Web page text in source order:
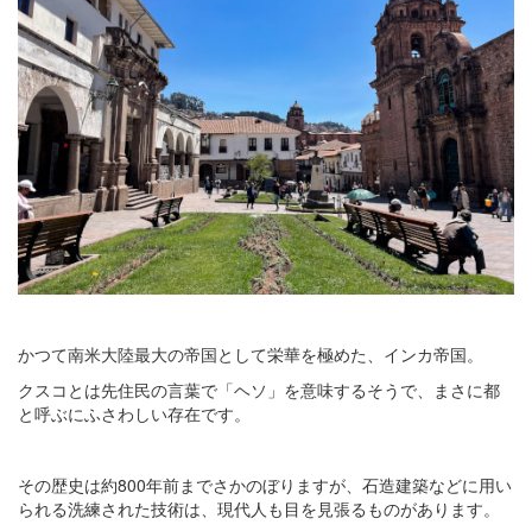
かつて南米大陸最大の帝国として栄華を極めた、インカ帝国。
クスコとは先住民の言葉で「ヘソ」を意味するそうで、まさに都
と呼ぶにふさわしい存在です。
その歴史は約800年前までさかのぼりますが、石造建築などに用い
られる洗練された技術は、現代人も目を見張るものがあります。